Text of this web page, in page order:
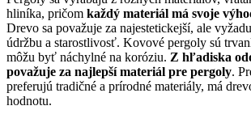
hliníka, pričom každý materiál má svoje
Drevo sa považuje za najestetickejší, ale
údržbu a starostlivosť. Kovové pergoly sú
môžu byť náchylné na koróziu. Z hľadiska
považuje za najlepší materiál pre pergoly.
preferujú tradičné a prírodné materiály, má
hodnotu.